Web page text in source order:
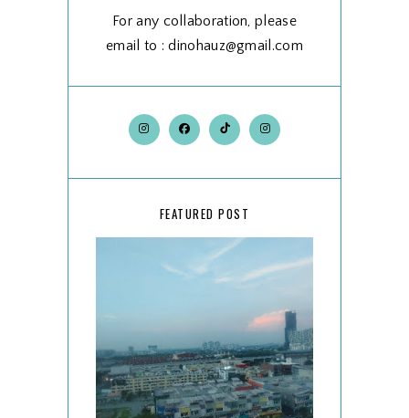
For any collaboration, please
email to : dinohauz@gmail.com
FEATURED POST